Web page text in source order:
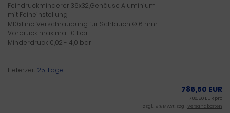
Feindruckminderer 36x32,Gehäuse Aluminium
mit Feineinstellung
M10x1 incl.Verschraubung für Schlauch Ø 6 mm
Vordruck maximal 10 bar
Minderdruck 0,02 - 4,0 bar
Lieferzeit:25 Tage
786,50 EUR
786,50 EUR pro
zzgl. 19 % MwSt. zzgl.Versandkosten